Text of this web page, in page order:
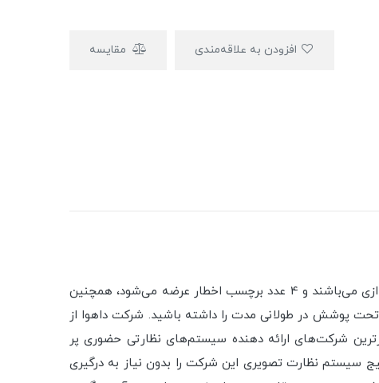
مقایسه
دفترچه راهنمای نصب کامل برای مشتریانی که خود مایل به نصب و راه‌اندازی می‌باشند و 4 عدد برچسب اخطار عرضه می‌شود، همچنین
پوشش در طولانی مدت را داشته باشید. شرکت داهوا از
شرکت‌های ارائه دهنده سیستم‌های نظارتی حضوری پر
سیستم نظارت تصویری این شرکت را بدون نیاز به درگیری